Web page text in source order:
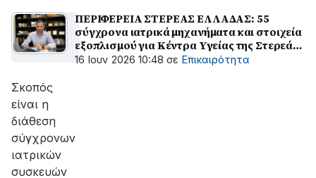
ΠΕΡΙΦΕΡΕΙΑ ΣΤΕΡΕΑΣ ΕΛΛΑΔΑΣ: 55
σύγχρονα ιατρικά μηχανήματα και στοιχεία
εξοπλισμού για Κέντρα Υγείας της Στερεάς
Ελλάδας
16 Ιουν 2026 10:48 σε Επικαιρότητα
Σκοπός
είναι η
διάθεση
σύγχρονων
ιατρικών
συσκευών